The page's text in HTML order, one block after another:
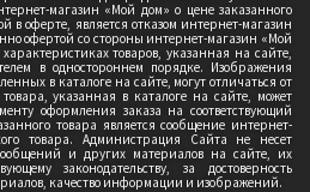
магазин «Мой дом» о цене заказанного
в оферте, является отказом интернет-магазин
офертой со стороны интернет-магазин «Мой
товаров, указанная на сайте,
в одностороннем порядке. Изображения
в каталоге на сайте, могут отличаться от
указанная в каталоге на сайте, может
оформления заказа на соответствующий
товара является сообщение интернет-
товара. Администрация Сайта не несет
и других материалов на сайте, их
законодательству, за достоверность
качество информации и изображений.